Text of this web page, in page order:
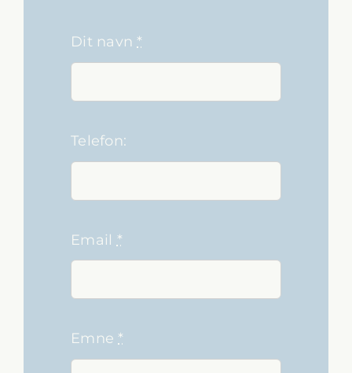
Dit navn *
Telefon:
Email *
Emne *